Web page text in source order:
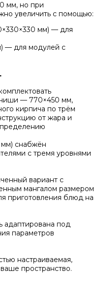
мм, но при
увеличить с помощью:
мм) — для
— для модулей с
ниши — 770×450 мм,
кирпича по трём
от жара и
мм) снабжён
с тремя уровнями
вариант с
мангалом размером
приготовления блюд на
адаптирована под
параметров
настраиваемая,
пространство.